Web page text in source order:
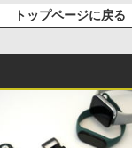
トップページに戻る